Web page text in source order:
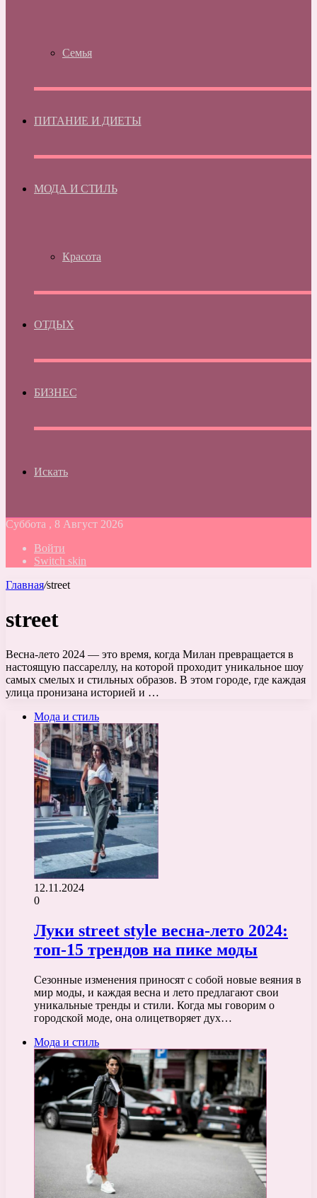
Семья
ПИТАНИЕ И ДИЕТЫ
МОДА И СТИЛЬ
Красота
ОТДЫХ
БИЗНЕС
Искать
Суббота , 8 Август 2026
Войти
Switch skin
Главная/street
street
Весна-лето 2024 — это время, когда Милан превращается в
настоящую пассареллу, на которой проходит уникальное шоу
самых смелых и стильных образов. В этом городе, где каждая
улица пронизана историей и …
Мода и стиль
12.11.2024
0
Луки street style весна-лето 2024:
топ-15 трендов на пике моды
Сезонные изменения приносят с собой новые веяния в
мир моды, и каждая весна и лето предлагают свои
уникальные тренды и стили. Когда мы говорим о
городской моде, она олицетворяет дух…
Мода и стиль